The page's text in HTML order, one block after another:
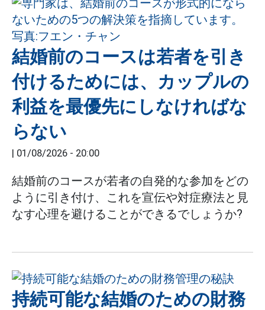
結婚前のコースは若者を引き
付けるためには、カップルの
利益を最優先にしなければな
らない
| 01/08/2026 - 20:00
結婚前のコースが若者の自発的な参加をどの
ように引き付け、これを宣伝や対症療法と見
なす心理を避けることができるでしょうか?
持続可能な結婚のための財務